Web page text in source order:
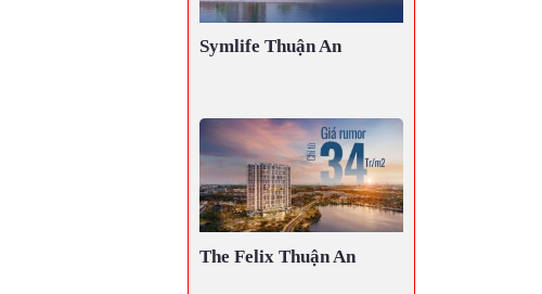
Symlife Thuận An
The Felix Thuận An